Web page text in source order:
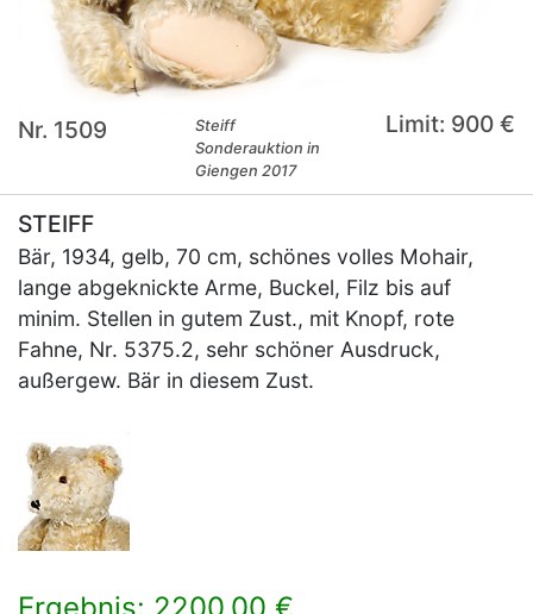
Nr. 1509
Steiff
Sonderauktion in
Giengen 2017
Limit: 900 €
STEIFF
Bär, 1934, gelb, 70 cm, schönes volles Mohair,
lange abgeknickte Arme, Buckel, Filz bis auf
minim. Stellen in gutem Zust., mit Knopf, rote
Fahne, Nr. 5375.2, sehr schöner Ausdruck,
außergew. Bär in diesem Zust.